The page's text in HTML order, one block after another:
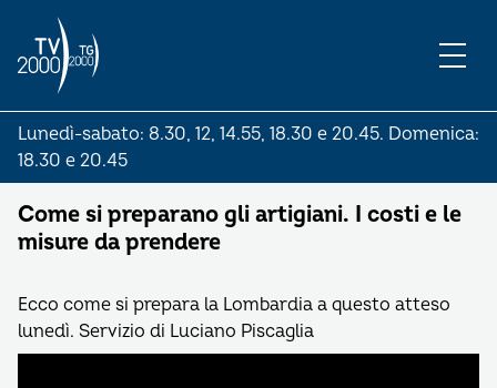
Lunedì-sabato: 8.30, 12, 14.55, 18.30 e 20.45. Domenica:
18.30 e 20.45
Come si preparano gli artigiani. I costi e le
misure da prendere
Ecco come si prepara la Lombardia a questo atteso
lunedì. Servizio di Luciano Piscaglia